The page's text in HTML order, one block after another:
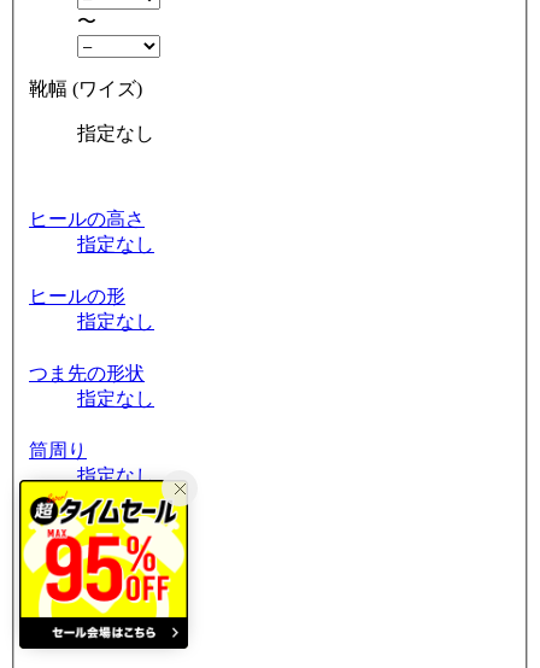
〜
靴幅 (ワイズ)
指定なし
ヒールの高さ
指定なし
ヒールの形
指定なし
つま先の形状
指定なし
筒周り
指定なし
素材
指定なし
割引率